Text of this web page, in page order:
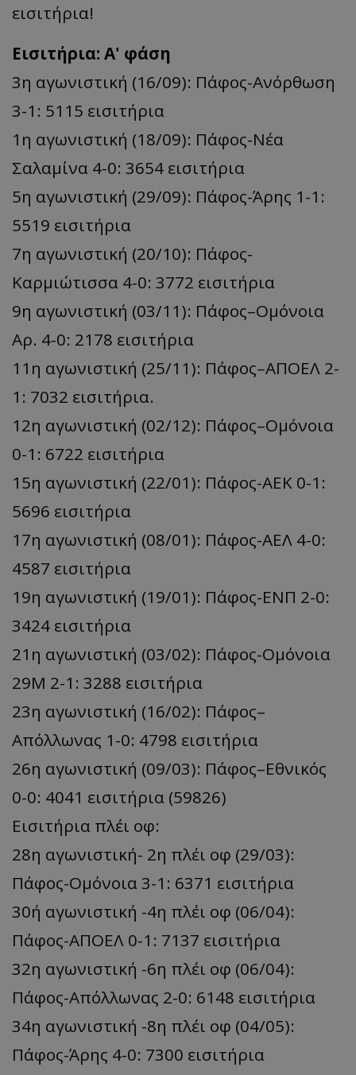
εισιτήρια!
Εισιτήρια: Α' φάση
3η αγωνιστική (16/09): Πάφος-Ανόρθωση
3-1: 5115 εισιτήρια
1η αγωνιστική (18/09): Πάφος-Νέα
Σαλαμίνα 4-0: 3654 εισιτήρια
5η αγωνιστική (29/09): Πάφος-Άρης 1-1:
5519 εισιτήρια
7η αγωνιστική (20/10): Πάφος-
Καρμιώτισσα 4-0: 3772 εισιτήρια
9η αγωνιστική (03/11): Πάφος–Ομόνοια
Αρ. 4-0: 2178 εισιτήρια
11η αγωνιστική (25/11): Πάφος–ΑΠΟΕΛ 2-
1: 7032 εισιτήρια.
12η αγωνιστική (02/12): Πάφος–Ομόνοια
0-1: 6722 εισιτήρια
15η αγωνιστική (22/01): Πάφος-ΑΕΚ 0-1:
5696 εισιτήρια
17η αγωνιστική (08/01): Πάφος-ΑΕΛ 4-0:
4587 εισιτήρια
19η αγωνιστική (19/01): Πάφος-ΕΝΠ 2-0:
3424 εισιτήρια
21η αγωνιστική (03/02): Πάφος-Ομόνοια
29Μ 2-1: 3288 εισιτήρια
23η αγωνιστική (16/02): Πάφος–
Απόλλωνας 1-0: 4798 εισιτήρια
26η αγωνιστική (09/03): Πάφος–Εθνικός
0-0: 4041 εισιτήρια (59826)
Εισιτήρια πλέι οφ:
28η αγωνιστική- 2η πλέι οφ (29/03):
Πάφος-Ομόνοια 3-1: 6371 εισιτήρια
30ή αγωνιστική -4η πλέι οφ (06/04):
Πάφος-ΑΠΟΕΛ 0-1: 7137 εισιτήρια
32η αγωνιστική -6η πλέι οφ (06/04):
Πάφος-Απόλλωνας 2-0: 6148 εισιτήρια
34η αγωνιστική -8η πλέι οφ (04/05):
Πάφος-Άρης 4-0: 7300 εισιτήρια